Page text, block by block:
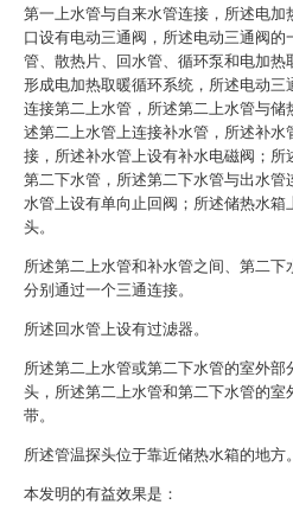
第一上水管与自来水管连接，所述电加
口设有电动三通阀，所述电动三通阀的
管、散热片、回水管、循环泵和电加热
形成电加热取暖循环系统，所述电动三
连接第二上水管，所述第二上水管与储
述第二上水管上连接补水管，所述补水
接，所述补水管上设有补水电磁阀；所
第二下水管，所述第二下水管与出水管
水管上设有单向止回阀；所述储热水箱
头。
所述第二上水管和补水管之间、第二下
分别通过一个三通连接。
所述回水管上设有过滤器。
所述第二上水管或第二下水管的室外部
头，所述第二上水管和第二下水管的室
带。
所述管温探头位于靠近储热水箱的地方。
本发明的有益效果是：